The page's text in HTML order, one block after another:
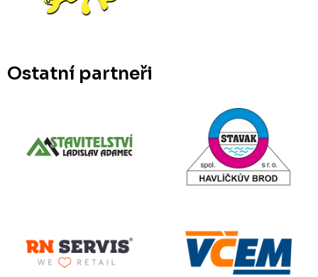
Ostatní partneři